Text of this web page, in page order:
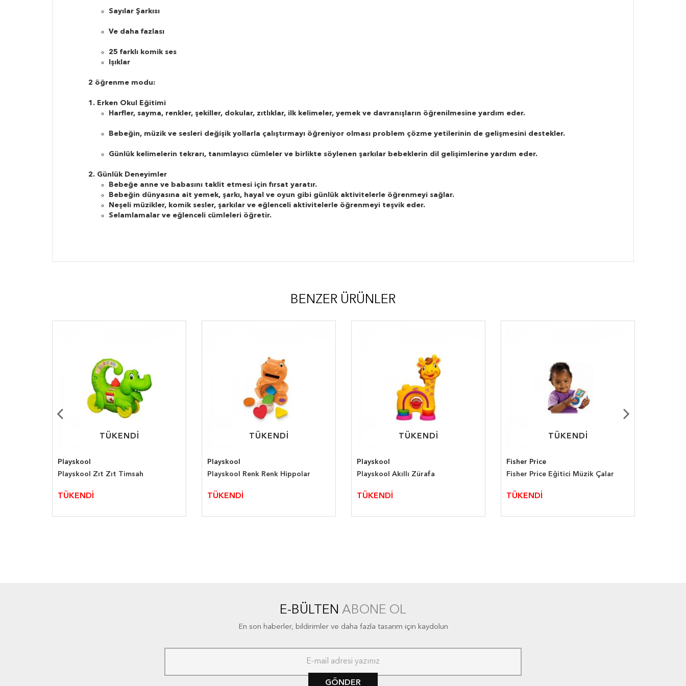
Sayılar Şarkısı
Ve daha fazlası
25 farklı komik ses
Işıklar
2 öğrenme modu:
1. Erken Okul Eğitimi
Harfler, sayma, renkler, şekiller, dokular, zıtlıklar, ilk kelimeler, yemek ve davranışların öğrenilmesine yardım eder.
Bebeğin, müzik ve sesleri değişik yollarla çalıştırmayı öğreniyor olması problem çözme yetilerinin de gelişmesini destekler.
Günlük kelimelerin tekrarı, tanımlayıcı cümleler ve birlikte söylenen şarkılar bebeklerin dil gelişimlerine yardım eder.
2. Günlük Deneyimler
Bebeğe anne ve babasını taklit etmesi için fırsat yaratır.
Bebeğin dünyasına ait yemek, şarkı, hayal ve oyun gibi günlük aktivitelerle öğrenmeyi sağlar.
Neşeli müzikler, komik sesler, şarkılar ve eğlenceli aktivitelerle öğrenmeyi teşvik eder.
Selamlamalar ve eğlenceli cümleleri öğretir.
BENZER ÜRÜNLER
TÜKENDİ
TÜKENDİ
Playskool
Playskool Zıt Zıt Timsah
TÜKENDİ
TÜKENDİ
TÜKENDİ
Playskool
Playskool Renk Renk Hippolar
TÜKENDİ
TÜKENDİ
TÜKENDİ
Playskool
Playskool Akıllı Zürafa
TÜKENDİ
TÜKENDİ
TÜKENDİ
Fisher Price
Fisher Price Eğitici Müzik Çalar
TÜKENDİ
E-BÜLTEN ABONE OL
En son haberler, bildirimler ve daha fazla tasarım için kaydolun
GÖNDER